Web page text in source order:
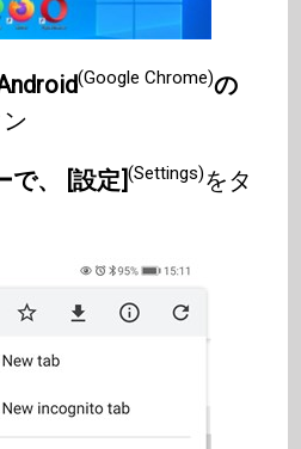
(Google Chrome)の
で、 [設定](Settings)をタ